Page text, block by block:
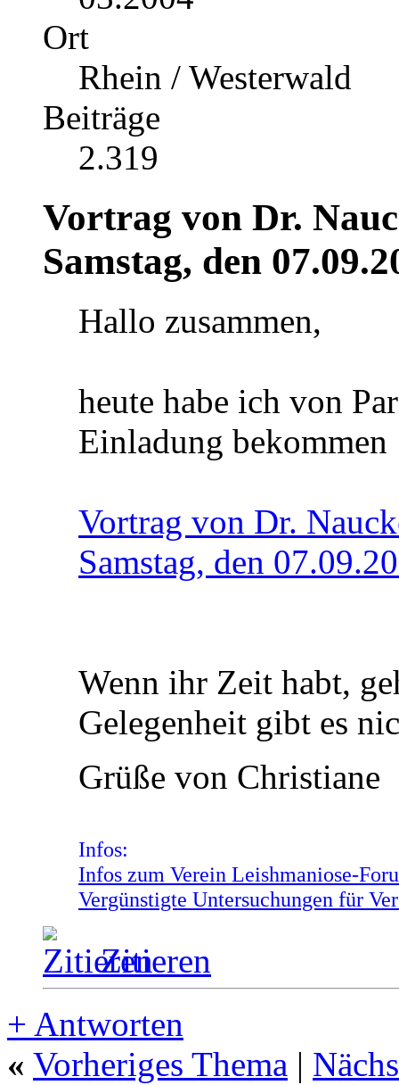
Ort
Rhein / Westerwald
Beiträge
2.319
Vortrag von Dr.
Samstag, den
Hallo zusammen,
heute habe ich von
Einladung bekommen
Vortrag von Dr.
Samstag, den
Wenn ihr Zeit habt,
Gelegenheit gibt es
Grüße von Christiane
Infos:
Infos zum Verein Leishmaniose-
Vergünstigte Untersuchungen für
Zitieren
+ Antworten
« Vorheriges Thema |